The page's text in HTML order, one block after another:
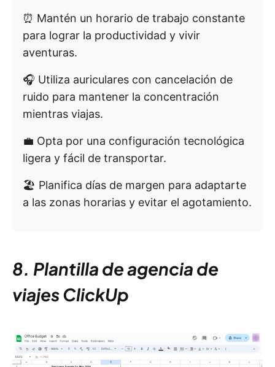
⏰ Mantén un horario de trabajo constante
para lograr la productividad y vivir
aventuras.
🎧 Utiliza auriculares con cancelación de
ruido para mantener la concentración
mientras viajas.
💼 Opta por una configuración tecnológica
ligera y fácil de transportar.
🏖️ Planifica días de margen para adaptarte
a las zonas horarias y evitar el agotamiento.
8. Plantilla de agencia de
viajes ClickUp